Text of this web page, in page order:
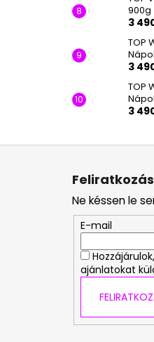
900g
3
TOP
3
TOP
3
L
Ne késsen le
E-mail
ajánlatokat